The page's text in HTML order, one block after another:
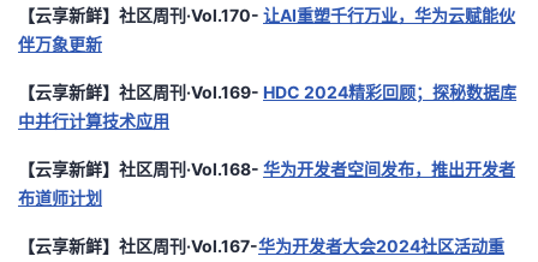
【云享新鲜】社区周刊·Vol.170- 让AI重塑千行万业，华为云赋能伙
伴万象更新
【云享新鲜】社区周刊·Vol.169- HDC 2024精彩回顾；探秘数据库
中并行计算技术应用
【云享新鲜】社区周刊·Vol.168- 华为开发者空间发布，推出开发者
布道师计划
【云享新鲜】社区周刊·Vol.167-华为开发者大会2024社区活动重